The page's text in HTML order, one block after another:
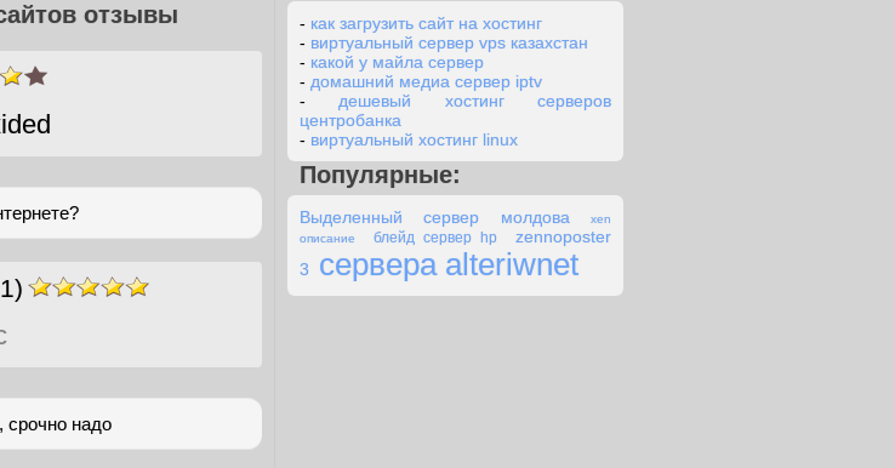
отзывы
срочно надо
- как загрузить сайт на хостинг
- виртуальный сервер vps казахстан
- какой у майла сервер
- домашний медиа сервер iptv
- дешевый хостинг серверов
центробанка
- виртуальный хостинг linux
Популярные:
Выделенный сервер молдова
xen
описание
блейд сервер hp
zennoposter
3
сервера alteriwnet